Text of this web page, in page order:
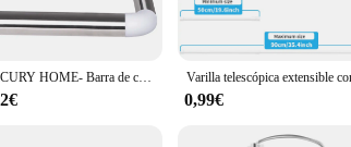
MERCURY HOME- Barra de cortina de Ducha en forma de L o L+U, Universal, Fácil Instalación, Barra de Acero Inoxidable.
0,99€